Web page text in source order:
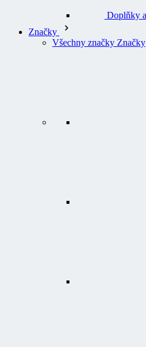
Všechny značky Značky